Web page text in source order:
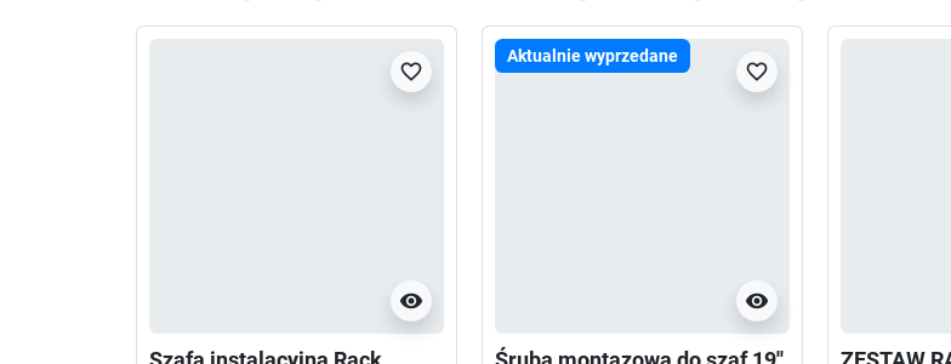
visibility
favorite_border
Aktualnie wyprzedane
visibility
favorite_border